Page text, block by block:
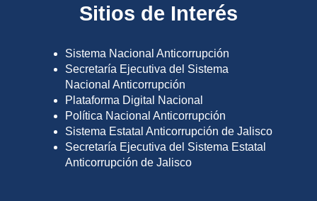
Sitios de Interés
Sistema Nacional Anticorrupción
Secretaría Ejecutiva del Sistema
Nacional Anticorrupción
Plataforma Digital Nacional
Política Nacional Anticorrupción
Sistema Estatal Anticorrupción de Jalisco
Secretaría Ejecutiva del Sistema Estatal
Anticorrupción de Jalisco